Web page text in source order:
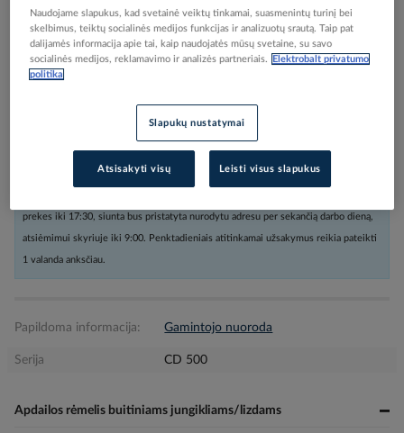
Gamintojo prekės kodas
CD582W
Prisijunkite, norėdami pamatyti kainas
prekes iki 17:30, siunta bus pristatyta nurodytu adresu per sekančią darbo dieną,
atsiėmimui skyriuje iki 9:00. Penktadieniais atitinkamai užsakymus reikia pateikti
1 valanda anksčiau.
Papildoma informacija: Gamintojo nuoroda
Serija CD 500
Apdailos rėmelis buitiniams jungikliams/lizdams
Naudojame slapukus, kad svetainė veiktų tinkamai, suasmenintų turinį bei
skelbimus, teiktų socialinės medijos funkcijas ir analizuotų srautą. Taip pat
dalijamės informacija apie tai, kaip naudojatės mūsų svetaine, su savo
socialinės medijos, reklamavimo ir analizės partneriais.
Elektrobalt privatumo
politika
Slapukų nustatymai
Atsisakyti visų Leisti visus slapukus